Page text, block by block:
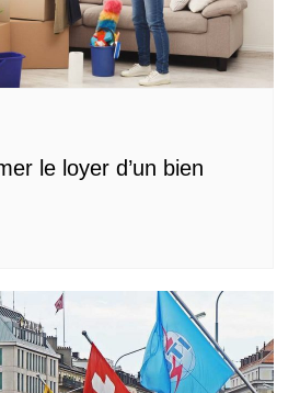
le loyer d’un bien